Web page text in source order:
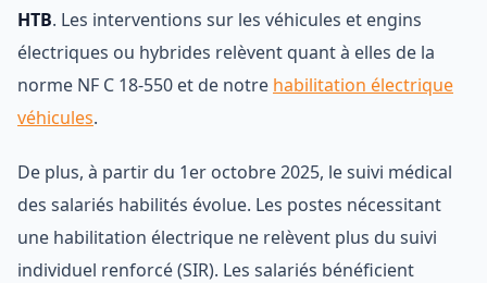
HTB. Les interventions sur les véhicules et engins
électriques ou hybrides relèvent quant à elles de la
norme NF C 18-550 et de notre habilitation électrique
véhicules.
De plus, à partir du 1er octobre 2025, le suivi médical
des salariés habilités évolue. Les postes nécessitant
une habilitation électrique ne relèvent plus du suivi
individuel renforcé (SIR). Les salariés bénéficient